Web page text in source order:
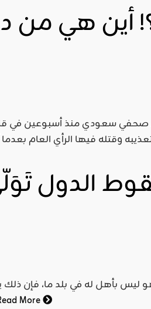
أين هي من
صحفي سعودي منذ أسبوعين في
الدول
ليس بأهل له في بلد ما، فإن
More